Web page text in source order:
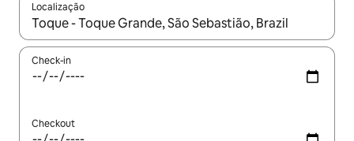
Localização
Quando os resultados estiverem disponíveis, explore-os
Check-in
Checkout